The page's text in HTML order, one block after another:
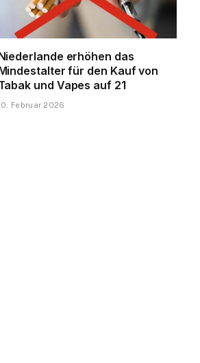
erhöhen das
für den Kauf von
und Vapes auf 21
Februar 2026